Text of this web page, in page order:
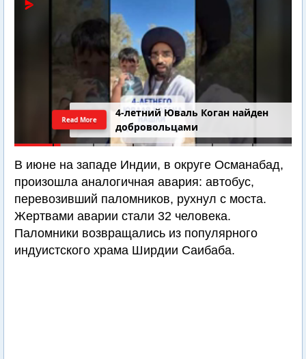
4-летний Юваль Коган найден
добровольцами
Read More
В июне на западе Индии, в округе Османабад,
произошла аналогичная авария: автобус,
перевозивший паломников, рухнул с моста.
Жертвами аварии стали 32 человека.
Паломники возвращались из популярного
индуистского храма Ширдии Саибаба.